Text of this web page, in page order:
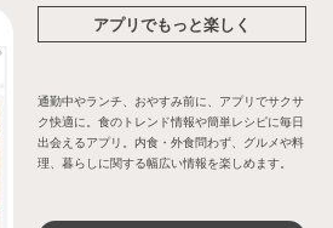
アプリでもっと楽しく
通勤中やランチ、おやすみ前に、アプリでサクサ
ク快適に。食のトレンド情報や簡単レシピに毎日
出会えるアプリ。内食・外食問わず、グルメや料
理、暮らしに関する幅広い情報を楽しめます。